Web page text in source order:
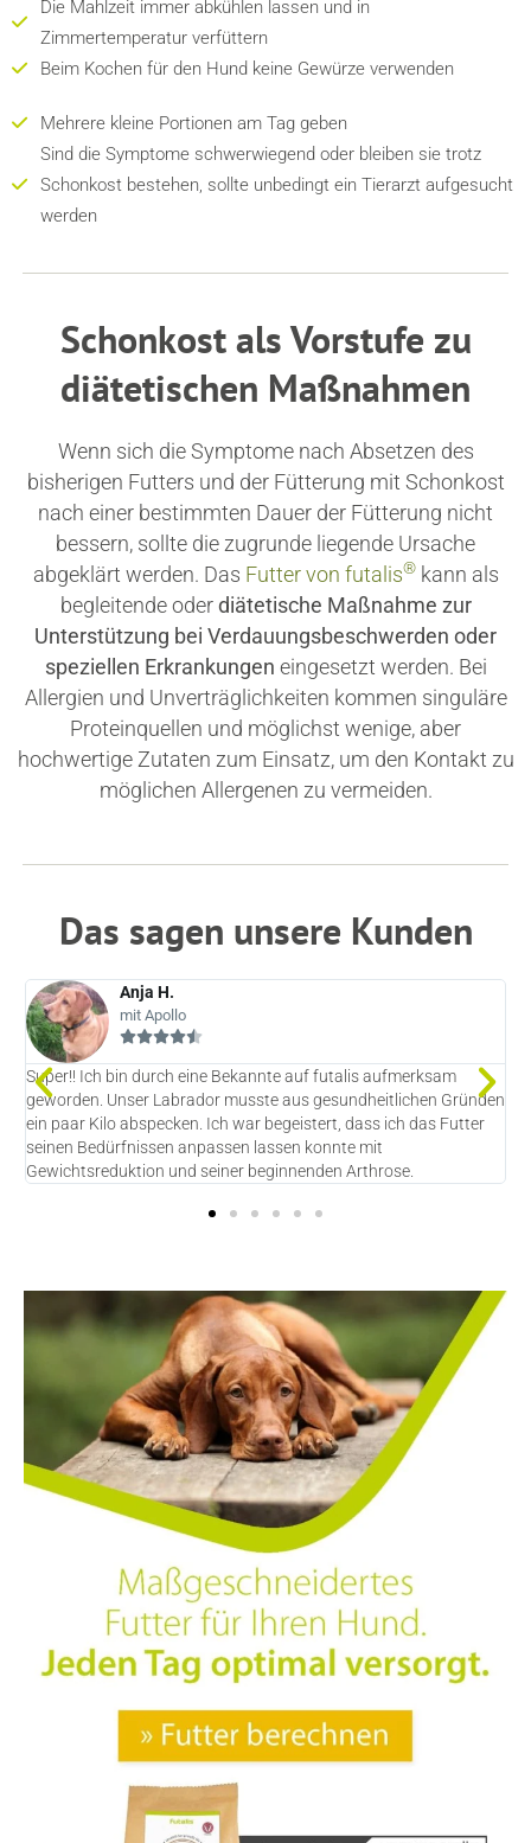
Die Mahlzeit immer abkühlen lassen und in
Zimmertemperatur verfüttern
Beim Kochen für den Hund keine Gewürze verwenden
Mehrere kleine Portionen am Tag geben
Sind die Symptome schwerwiegend oder bleiben sie trotz
Schonkost bestehen, sollte unbedingt ein Tierarzt aufgesucht
werden
Schonkost als Vorstufe zu
diätetischen Maßnahmen
Wenn sich die Symptome nach Absetzen des
bisherigen Futters und der Fütterung mit Schonkost
nach einer bestimmten Dauer der Fütterung nicht
bessern, sollte die zugrunde liegende Ursache
abgeklärt werden. Das Futter von futalis®kann als
begleitende oderdiätetische Maßnahme zur
Unterstützung bei Verdauungsbeschwerden oder
speziellen Erkrankungen eingesetzt werden. Bei
Allergien und Unverträglichkeiten kommen singuläre
Proteinquellen und möglichst wenige, aber
hochwertige Zutaten zum Einsatz, um den Kontakt zu
möglichen Allergenen zu vermeiden.
Das sagen unsere Kunden
Anja H.
mit Apollo
Super!! Ich bin durch eine Bekannte auf futalis aufmerksam
geworden. Unser Labrador musste aus gesundheitlichen Gründen
ein paar Kilo abspecken. Ich war begeistert, dass ich das Futter
seinen Bedürfnissen anpassen lassen konnte mit
Gewichtsreduktion und seiner beginnenden Arthrose.